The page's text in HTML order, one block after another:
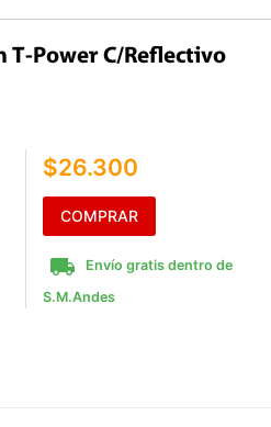
T-Power C/Reflectivo
$26.300
COMPRAR
local_shipping
Envío gratis dentro de
S.M.Andes